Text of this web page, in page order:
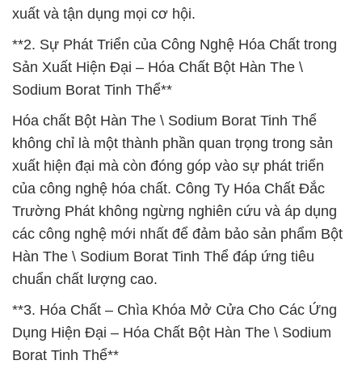
xuất và tận dụng mọi cơ hội.
**2. Sự Phát Triển của Công Nghệ Hóa Chất trong
Sản Xuất Hiện Đại – Hóa Chất Bột Hàn The \
Sodium Borat Tinh Thể**
Hóa chất Bột Hàn The \ Sodium Borat Tinh Thể
không chỉ là một thành phần quan trọng trong sản
xuất hiện đại mà còn đóng góp vào sự phát triển
của công nghệ hóa chất. Công Ty Hóa Chất Đắc
Trường Phát không ngừng nghiên cứu và áp dụng
các công nghệ mới nhất để đảm bảo sản phẩm Bột
Hàn The \ Sodium Borat Tinh Thể đáp ứng tiêu
chuẩn chất lượng cao.
**3. Hóa Chất – Chìa Khóa Mở Cửa Cho Các Ứng
Dụng Hiện Đại – Hóa Chất Bột Hàn The \ Sodium
Borat Tinh Thể**